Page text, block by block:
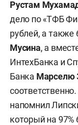
Рустам
дело по «ТФБ
рублей, а
Мусина, а
ИнтехБанка и
Банка Марселю
напомнил
который на